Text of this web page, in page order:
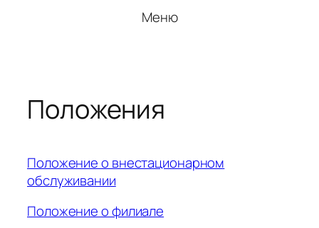
Меню
Положения
Положение о внестационарном
обслуживании
Положение о филиале